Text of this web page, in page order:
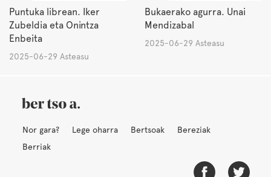
Puntuka librean. Iker
Zubeldia eta Onintza
Enbeita
2025-06-29 Asteasu
Bukaerako agurra. Unai
Mendizabal
2025-06-29 Asteasu
Nor gara? Lege oharra Bertsoak
Bereziak
Berriak